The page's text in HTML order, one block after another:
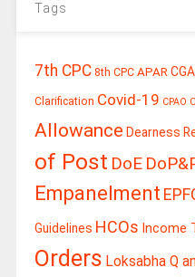
Tags
7th CPC 8th CPC APAR CGA
Clarification Covid-19 CPAO
Allowance Dearness
of Post DoE
Empanelment
Guidelines HCOs Income
Orders Loksabha Q